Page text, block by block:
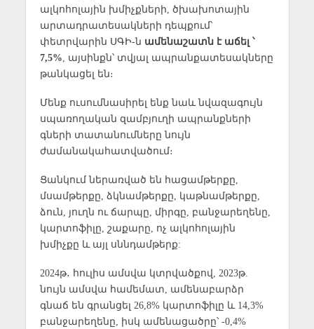
ալկոհոլային խմիչքների, ծխախոտային
արտադրատեսակների դեպքում՝
փետրվարին ՍԳԻ-ն ամենաշատն է աճել ՝
7,5% , այսինքն՝ տվյալ ապրանքատեսակները
թանկացել են։
Մենք ուսումնասիրել ենք նաև նվազագույն
սպառողական զամբյուղի ապրանքների
գների տատանումները նույն
ժամանակահատվածում։
Ցանկում ներառված են հացամթերքը,
մսամթերքը, ձկնամթերքը, կաթնամթերքը,
ձուն, յուղն ու ճարպը, միրգը, բանջարեղենը,
կարտոֆիլը, շաքարը, ոչ ալկոհոլային
խմիչքը և այլ սննդամթերք:
2024թ․ հուլիս ամսվա կտրվածքով, 2023թ.
նույն ամսվա համեմատ, ամենաբարձր
գնաճ են գրանցել 26,8% կարտոֆիլը և 14,3%
բանջարեղենը, իսկ ամենացածրը՝ -0,4%